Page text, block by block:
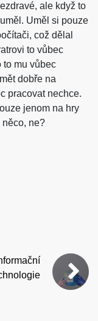
ale když to
Uměl si pouze
což dělal
to vůbec
to mu vůbec
dobře na
pracovat nechce.
jenom na hry
ne?